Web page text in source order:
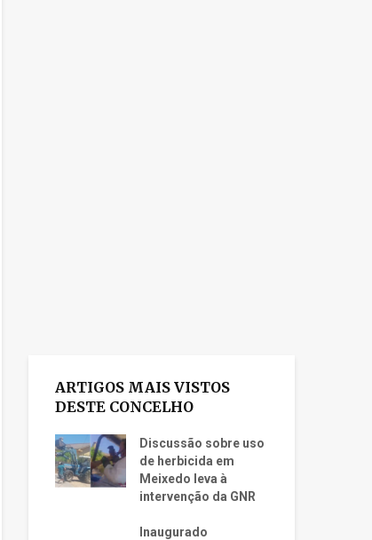
ARTIGOS MAIS VISTOS
DESTE CONCELHO
Discussão sobre uso
de herbicida em
Meixedo leva à
intervenção da GNR
Inaugurado